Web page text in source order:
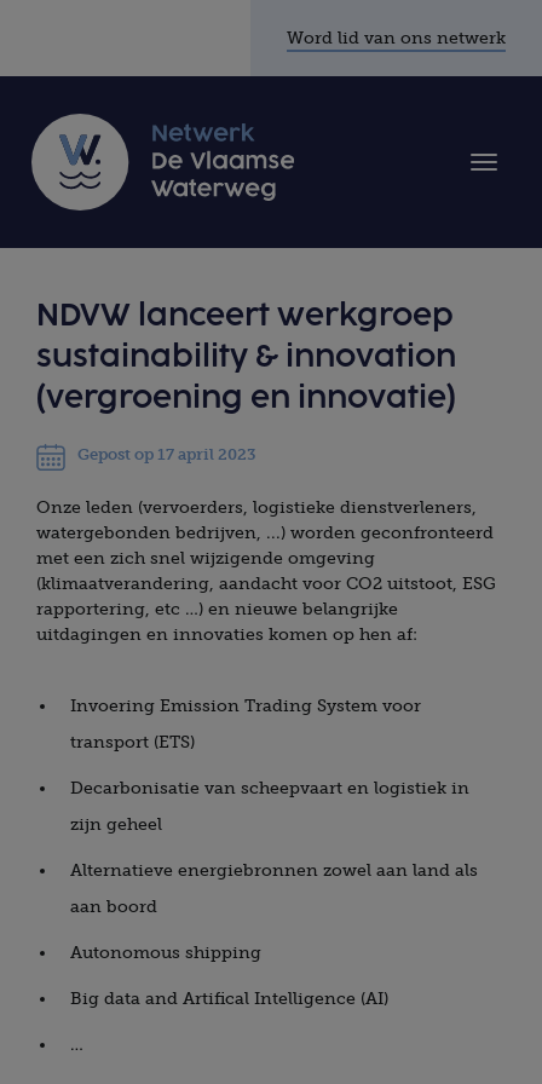
Word lid van ons netwerk
Toggle
NDVW lanceert werkgroep
sustainability & innovation
(vergroening en innovatie)
Gepost op 17 april 2023
Onze leden (vervoerders, logistieke dienstverleners,
watergebonden bedrijven, ...) worden geconfronteerd
met een zich snel wijzigende omgeving
(klimaatverandering, aandacht voor CO2 uitstoot, ESG
rapportering, etc …) en nieuwe belangrijke
uitdagingen en innovaties komen op hen af:
Invoering Emission Trading System voor
transport (ETS)
Decarbonisatie van scheepvaart en logistiek in
zijn geheel
Alternatieve energiebronnen zowel aan land als
aan boord
Autonomous shipping
Big data and Artifical Intelligence (AI)
…